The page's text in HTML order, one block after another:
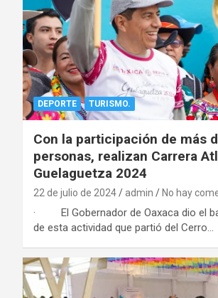
DEPORTE TURISMO.
Con la participación de más
personas, realizan Carrera
Guelaguetza 2024
22 de julio de 2024 admin No hay
· El Gobernador de Oaxaca dio el
de esta actividad que partió del Cerro…